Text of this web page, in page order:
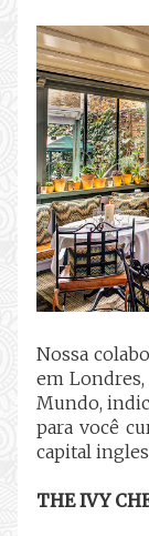
Nossa
em
Mundo,
para você
capital
THE IVY